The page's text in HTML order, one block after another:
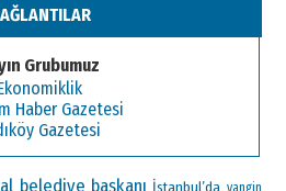
Grubumuz
Haber Gazetesi
Gazetesi
belediye başkanı İstanbul’da yangin